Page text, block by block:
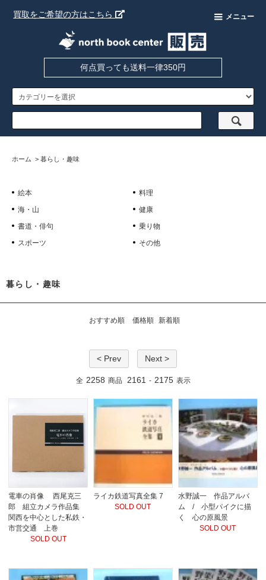
買取をご希望の方はこちら メニュー
何点買っても送料一律350円
ホーム > 暮らし・趣味
絵本
料理
海・山
健康
書道・俳句
乗り物
スポーツ
その他
暮らし・趣味
おすすめ順 価格順 新着順
< Prev Next >
全 2258 商品 2161 - 2175 表示
電車の肖像 西尾克三
郎 組立カメラ作品集
関西を中心とした私鉄・
市営交通 上巻
SOLD OUT
ライカ鉄道写真全集 7
SOLD OUT
水野誠一 作品アルバ
ム / 小型パイクに描
く 心の原風景
SOLD OUT